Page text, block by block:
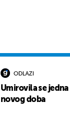
ODLAZI
Umirovila se
novog doba